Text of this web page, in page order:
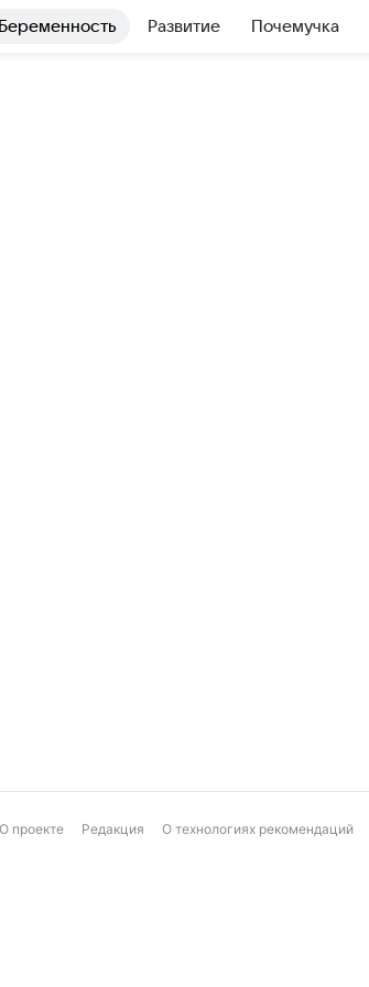
Беременность Развитие Почемучка
О проекте Редакция О технологиях рекомендаций